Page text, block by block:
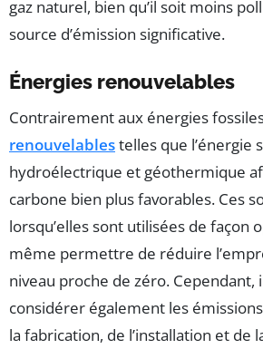
gaz naturel, bien qu’il soit moins
source d’émission significative.
Énergies renouvelables
Contrairement aux énergies
renouvelablestelles que l’énergie
hydroélectrique et géothermique
carbone bien plus favorables. Ces
lorsqu’elles sont utilisées de façon
même permettre de réduire
niveau proche de zéro. Cependant,
considérer également les
la fabrication, de l’installation et de